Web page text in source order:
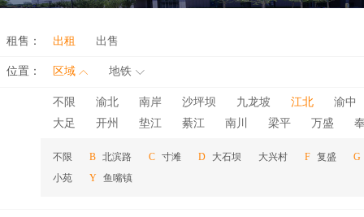
租售： 出租 出售
位置： 区域 地铁
不限 渝北 南岸 沙坪坝 九龙坡 江北
渝中
大足
开州 垫江 綦江 南川 梁平 万盛
不限 B 北滨路 C 寸滩 D 大石坝 大兴村 F 复盛
G
小苑
Y 鱼嘴镇